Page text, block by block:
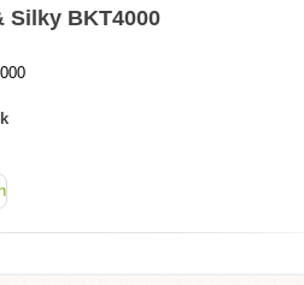
Silky BKT4000